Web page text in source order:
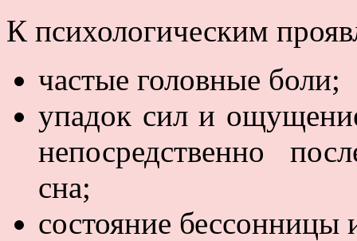
К психологическим
частые головные боли;
упадок сил и
непосредственно
сна;
состояние